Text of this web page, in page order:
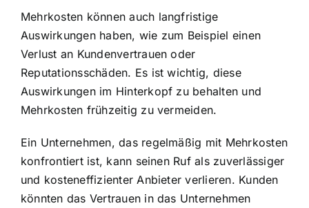
Mehrkosten können auch langfristige
Auswirkungen haben, wie zum Beispiel einen
Verlust an Kundenvertrauen oder
Reputationsschäden. Es ist wichtig, diese
Auswirkungen im Hinterkopf zu behalten und
Mehrkosten frühzeitig zu vermeiden.
Ein Unternehmen, das regelmäßig mit Mehrkosten
konfrontiert ist, kann seinen Ruf als zuverlässiger
und kosteneffizienter Anbieter verlieren. Kunden
könnten das Vertrauen in das Unternehmen